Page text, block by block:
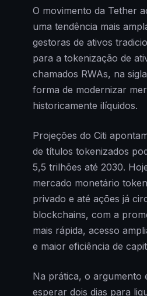
O movimento da Tether
uma tendência mais
gestoras de ativos
para a tokenização de
chamados RWAs, na
forma de modernizar
historicamente ilíquidos.
Projeções do Citi
de títulos tokenizados
5,5 trilhões até 2030.
mercado monetário
privado e até ações já
blockchains, com a
mais rápida, acesso
e maior eficiência de
Na prática, o argumento
esperar dois dias para